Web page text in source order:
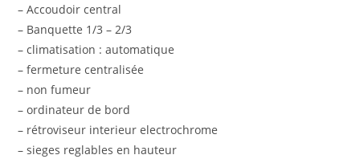
– Accoudoir central
– Banquette 1/3 – 2/3
– climatisation : automatique
– fermeture centralisée
– non fumeur
– ordinateur de bord
– rétroviseur interieur electrochrome
– sieges reglables en hauteur